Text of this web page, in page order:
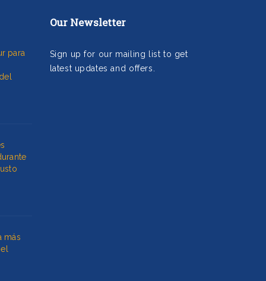
para
más
Our Newsletter
Sign up for our mailing list to get
latest updates and offers.